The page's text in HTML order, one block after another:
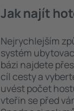
Jak najít
Nejrychlejším
systém
bázi najdete
cíl cesty a
uvést počet
vteřin se před